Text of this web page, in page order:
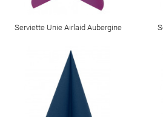
Serviette Unie Airlaid Aubergine